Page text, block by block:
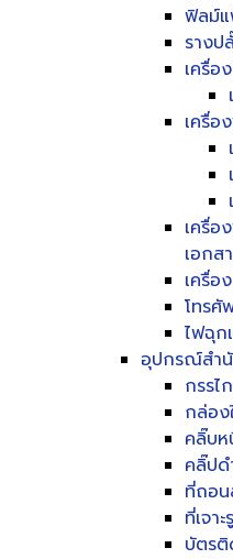
ฟิลม์
รางป
เครื่อ
เครื่
เครื่อ
เอกส
เครื่อ
โทรศั
ไฟฉุก
อุปกรณ์สำ
กรรไ
กล่อง
คลิ๊บ
คลิ๊ปด
ที่ถอ
ที่เจา
บัตร